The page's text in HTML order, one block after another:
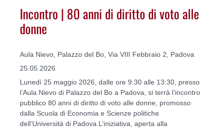
Incontro | 80 anni di diritto di voto alle
donne
Aula Nievo, Palazzo del Bo, Via VIII Febbraio 2, Padova
25.05.2026
Lunedì 25 maggio 2026, dalle ore 9:30 alle 13:30, presso
l’Aula Nievo di Palazzo del Bo a Padova, si terrà l’incontro
pubblico 80 anni di diritto di voto alle donne, promosso
dalla Scuola di Economia e Scienze politiche
dell’Università di Padova.L’iniziativa, aperta alla